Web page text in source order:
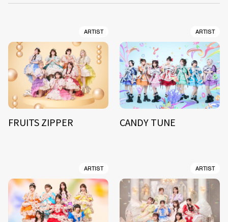
ARTIST
FRUITS ZIPPER
ARTIST
CANDY TUNE
ARTIST ARTIST